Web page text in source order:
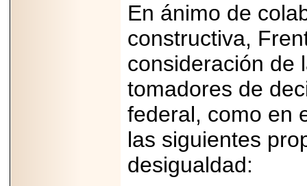
En ánimo de
constructiva,
consideración de
tomadores de
federal, como en
las siguientes
desigualdad: